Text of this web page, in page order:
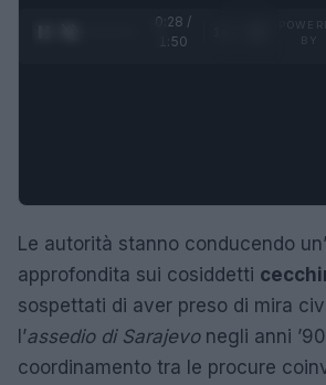
0:28 /
1:50
Le autorità stanno conducendo
approfondita sui cosiddetti
sospettati di aver preso di mira
l’assedio di Sarajevonegli anni
coordinamento tra le procure